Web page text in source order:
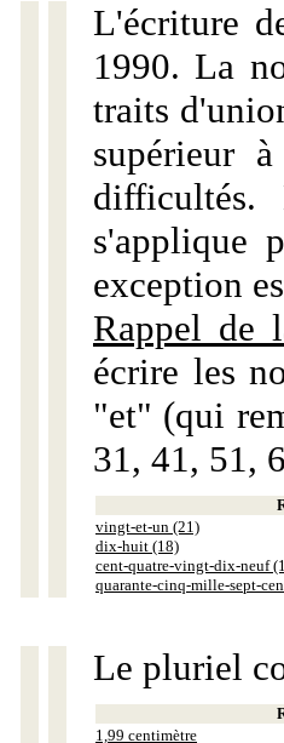
L'écriture
1990. La
traits
supérieur
difficultés.
s'applique
exception
Rappel de
écrire les
"et" (qui
31, 41, 51,
vingt-et-un (21)
dix-huit (18)
cent-quatre-vingt-dix-neuf
quarante-cinq-mille-sept-
Le pluriel
1,99 centimètre